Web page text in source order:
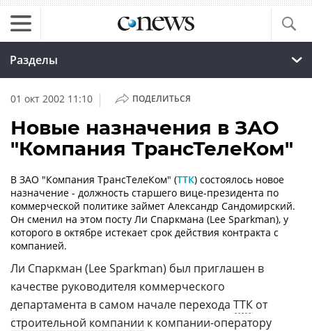
Разделы
01 окт 2002 11:10 | ПОДЕЛИТЬСЯ
Новые назначения в ЗАО
"Компания ТрансТелеКом"
В ЗАО "Компания ТрансТелеКом" (ТТК) состоялось новое
назначение - должность старшего вице-президента по
коммерческой политике займет Александр Сандомирский.
Он сменил на этом посту Ли Спаркмана (Lee Sparkman), у
которого в октябре истекает срок действия контракта с
компанией.
Ли Спаркман (Lee Sparkman) был приглашен в
качестве руководителя коммерческого
департамента в самом начале перехода ТТК от
строительной компании к компании-оператору